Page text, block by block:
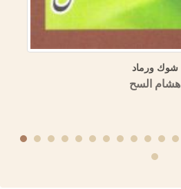
شوك ورماد
هشام السح